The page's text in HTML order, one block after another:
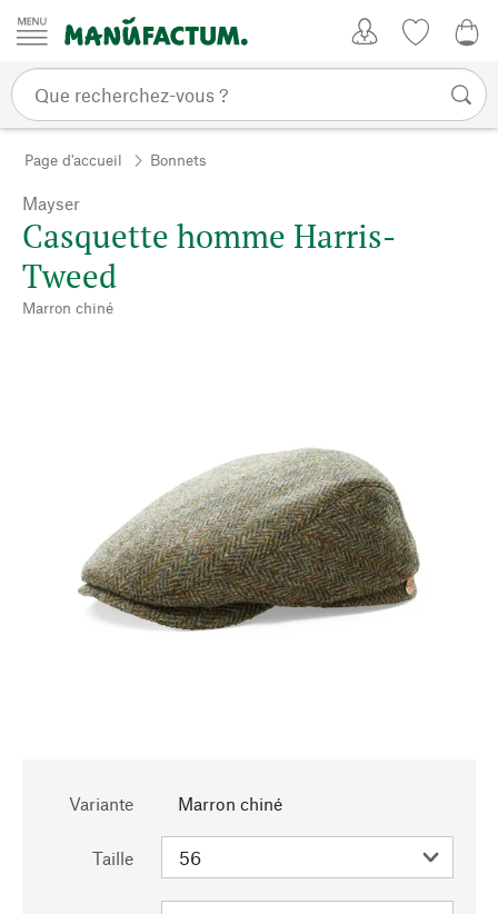
Passer au contenu
Page d'accueil Bonnets
Mayser
Casquette homme Harris-
Tweed
Marron chiné
Variante Marron chiné
Taille